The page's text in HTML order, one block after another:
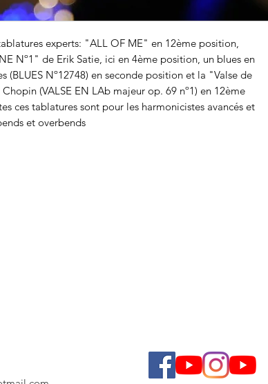
experts: "ALL OF ME" en 12ème position,
Nº1 " de Erik Satie, ici en 4ème position, un blues en
(BLUES Nº12748) en seconde position et la "Valse de
(VALSE EN LAb majeur op. 69 nº1) en 12ème
ces tablatures sont pour les harmonicistes avancés et
et overbends